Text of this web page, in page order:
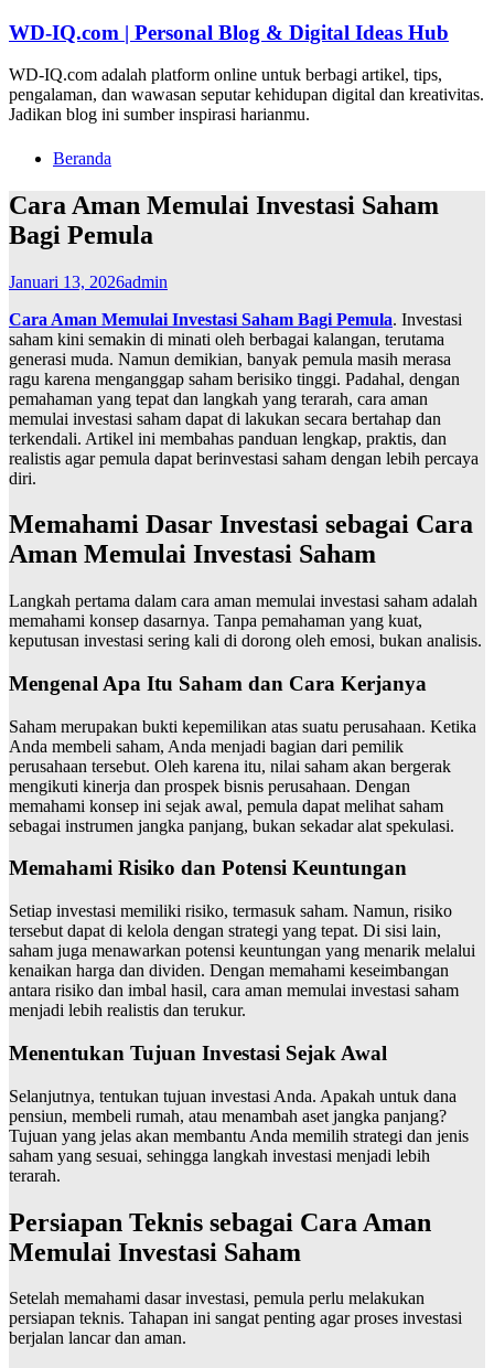
Lompat
konten
WD-IQ.com | Personal Blog & Digital Ideas Hub
WD-IQ.com adalah platform online untuk berbagi artikel, tips,
pengalaman, dan wawasan seputar kehidupan digital dan kreativitas.
Jadikan blog ini sumber inspirasi harianmu.
Beranda
Cara Aman Memulai Investasi Saham
Bagi Pemula
Januari 13, 2026admin
Cara Aman Memulai Investasi Saham Bagi Pemula. Investasi
saham kini semakin di minati oleh berbagai kalangan, terutama
generasi muda. Namun demikian, banyak pemula masih merasa
ragu karena menganggap saham berisiko tinggi. Padahal, dengan
pemahaman yang tepat dan langkah yang terarah, cara aman
memulai investasi saham dapat di lakukan secara bertahap dan
terkendali. Artikel ini membahas panduan lengkap, praktis, dan
realistis agar pemula dapat berinvestasi saham dengan lebih percaya
diri.
Memahami Dasar Investasi sebagai Cara
Aman Memulai Investasi Saham
Langkah pertama dalam cara aman memulai investasi saham adalah
memahami konsep dasarnya. Tanpa pemahaman yang kuat,
keputusan investasi sering kali di dorong oleh emosi, bukan analisis.
Mengenal Apa Itu Saham dan Cara Kerjanya
Saham merupakan bukti kepemilikan atas suatu perusahaan. Ketika
Anda membeli saham, Anda menjadi bagian dari pemilik
perusahaan tersebut. Oleh karena itu, nilai saham akan bergerak
mengikuti kinerja dan prospek bisnis perusahaan. Dengan
memahami konsep ini sejak awal, pemula dapat melihat saham
sebagai instrumen jangka panjang, bukan sekadar alat spekulasi.
Memahami Risiko dan Potensi Keuntungan
Setiap investasi memiliki risiko, termasuk saham. Namun, risiko
tersebut dapat di kelola dengan strategi yang tepat. Di sisi lain,
saham juga menawarkan potensi keuntungan yang menarik melalui
kenaikan harga dan dividen. Dengan memahami keseimbangan
antara risiko dan imbal hasil, cara aman memulai investasi saham
menjadi lebih realistis dan terukur.
Menentukan Tujuan Investasi Sejak Awal
Selanjutnya, tentukan tujuan investasi Anda. Apakah untuk dana
pensiun, membeli rumah, atau menambah aset jangka panjang?
Tujuan yang jelas akan membantu Anda memilih strategi dan jenis
saham yang sesuai, sehingga langkah investasi menjadi lebih
terarah.
Persiapan Teknis sebagai Cara Aman
Memulai Investasi Saham
Setelah memahami dasar investasi, pemula perlu melakukan
persiapan teknis. Tahapan ini sangat penting agar proses investasi
berjalan lancar dan aman.